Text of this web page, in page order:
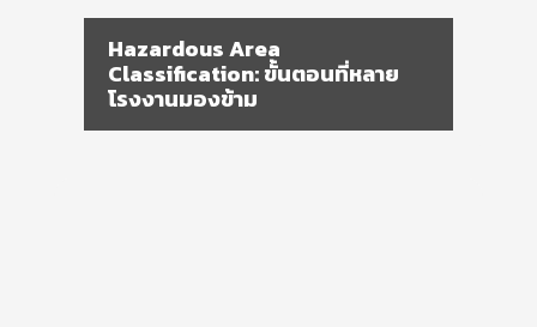
วิธีเลือกอุปกรณ์ไฟกันระเบิดให้ถูก
Zone